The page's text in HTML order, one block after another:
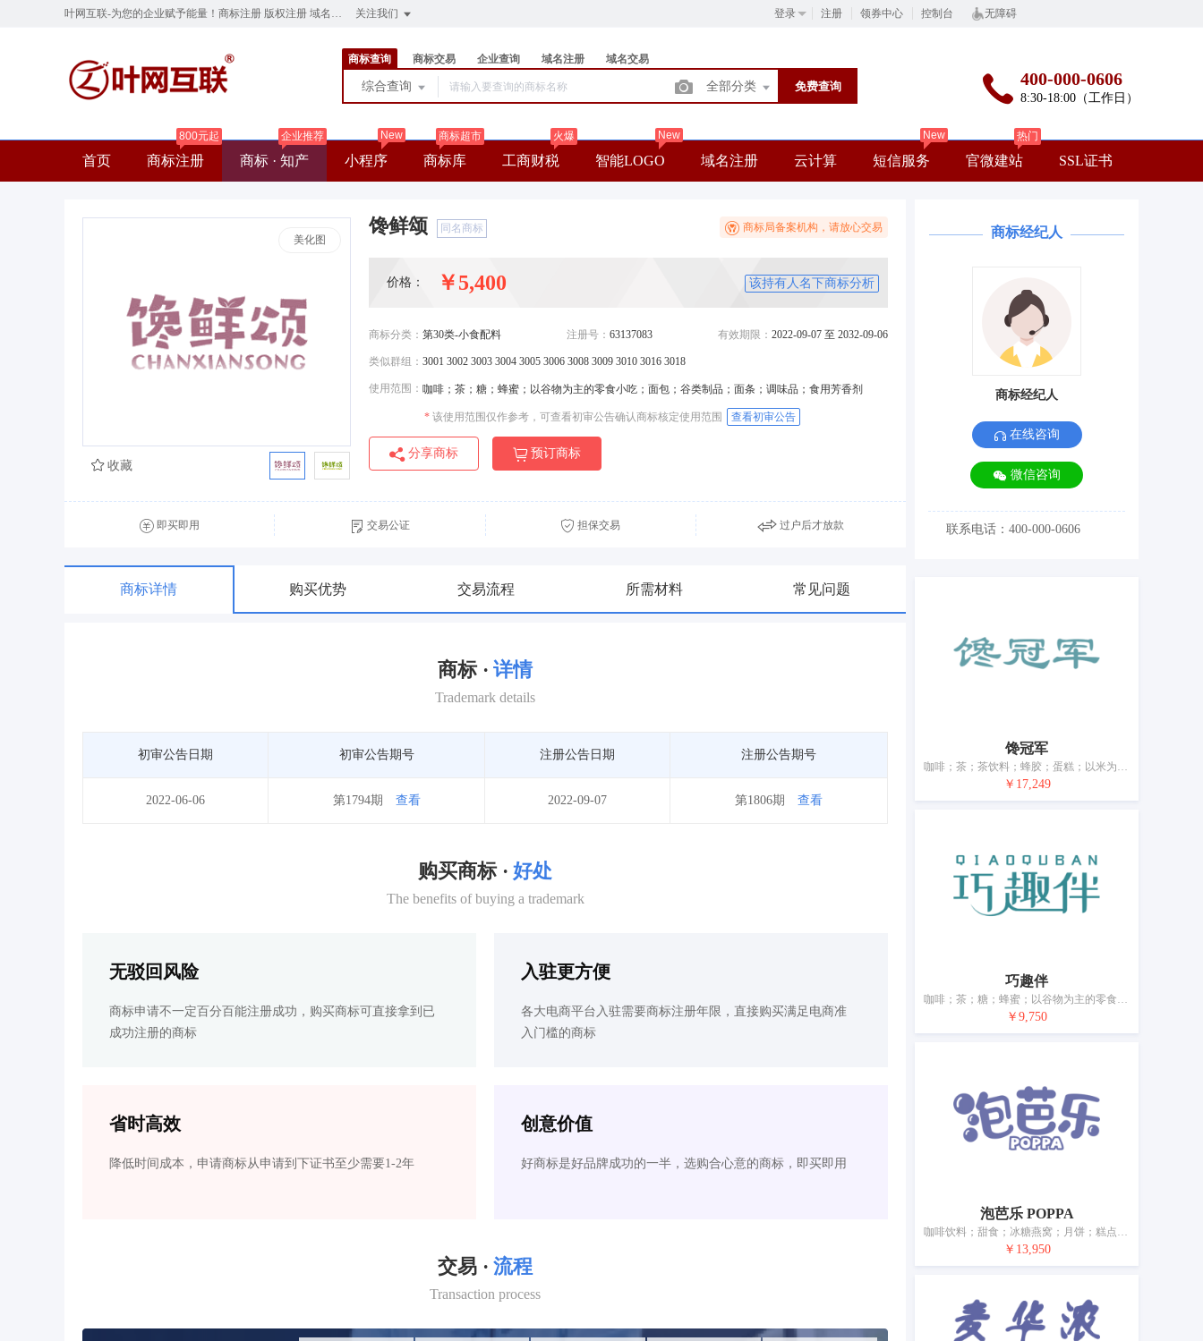
无障碍
叶网互联-为您的企业赋予能量！商标注册 版权注册 域名注册 云服务器 网站建设 ye.cn 关注我们 登录 注册 领券中心 控制台
商标查询 商标交易 企业查询 域名注册 域名交易
综合查询 全部分类 免费查询 400-000-0606
8:30-18:00（工作日）
首页 商标注册
800元起
商标 · 知产
企业推荐
小程序
New
商标库
商标超市
工商财税
火爆
智能LOGO
New
域名注册 云计算 短信服务
New
官微建站
热门
SSL证书
美化图
馋鲜颂 同名商标 商标局备案机构，请放心交易
价格： ￥5,400 该持有人名下商标分析
商标分类： 第30类-小食配料 注册号： 63137083 有效期限： 2022-09-07 至 2032-09-06
类似群组： 3001 3002 3003 3004 3005 3006 3008 3009 3010 3016 3018
使用范围： 咖啡；茶；糖；蜂蜜；以谷物为主的零食小吃；面包；谷类制品；面条；调味品；食用芳香剂
* 该使用范围仅作参考，可查看初审公告确认商标核定使用范围 查看初审公告
分享商标
预订商标
收藏
即买即用 交易公证 担保交易 过户后才放款
商标详情 购买优势 交易流程 所需材料 常见问题
商标 · 详情
Trademark details
初审公告日期 初审公告期号 注册公告日期 注册公告期号
2022-06-06 第1794期 查看 2022-09-07 第1806期 查看
购买商标 · 好处
The benefits of buying a trademark
无驳回风险
商标申请不一定百分百能注册成功，购买商标可直接拿到已
成功注册的商标
入驻更方便
各大电商平台入驻需要商标注册年限，直接购买满足电商准
入门槛的商标
省时高效
降低时间成本，申请商标从申请到下证书至少需要1-2年
创意价值
好商标是好品牌成功的一半，选购合心意的商标，即买即用
交易 · 流程
Transaction process
商标经纪人
商标经纪人
在线咨询
微信咨询
联系电话：400-000-0606
馋冠军
咖啡；茶；茶饮料；蜂胶；蛋糕；以米为主的零食小吃；盒饭；谷类制品；方便粉丝；调味品
￥17,249
巧趣伴
咖啡；茶；糖；蜂蜜；以谷物为主的零食小吃；方便米饭；谷类制品；食用淀粉；冰淇淋；调味品
￥9,750
泡芭乐 POPPA
咖啡饮料；甜食；冰糖燕窝；月饼；糕点；以谷物为主的零食小吃；燕麦食品；谷类制品；方便粉丝；冰淇淋
￥13,950